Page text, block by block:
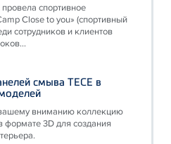
спортивное
Close to you» (спортивный
сотрудников и клиентов
смыва ТЕСЕ в
вниманию коллекцию
3D для создания